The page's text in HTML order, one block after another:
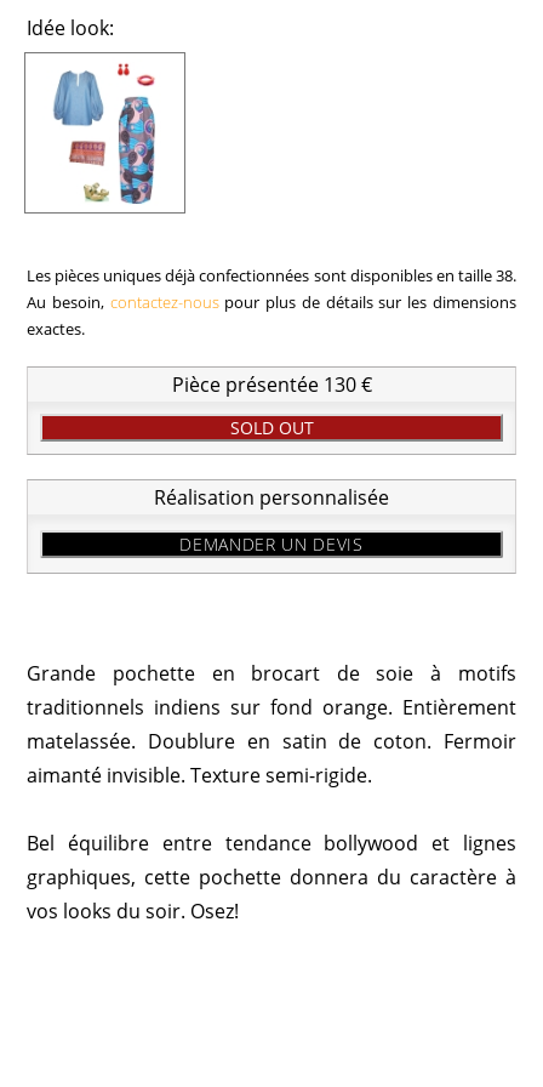
Idée look:
Les pièces uniques déjà confectionnées sont disponibles en taille 38.
Au besoin, contactez-nouspour plus de détails sur les dimensions
exactes.
Pièce présentée 130 €
SOLD OUT
Réalisation personnalisée
DEMANDER UN DEVIS
Grande pochette en brocart de soie à motifs
traditionnels indiens sur fond orange. Entièrement
matelassée. Doublure en satin de coton. Fermoir
aimanté invisible. Texture semi-rigide.
Bel équilibre entre tendance bollywood et lignes
graphiques, cette pochette donnera du caractère à
vos looks du soir. Osez!